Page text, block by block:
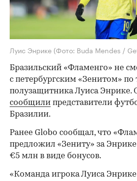
Луис Энрике (Фото: Buda Mendes /
Бразильский «Фламенго» не
с петербургским «Зенитом» по
полузащитника Луиса Энрике.
сообщили представители
Бразилии.
Ранее Globo сообщал, что
предложил «Зениту» за
€5 млн в виде бонусов.
«Команда игрока Луиса